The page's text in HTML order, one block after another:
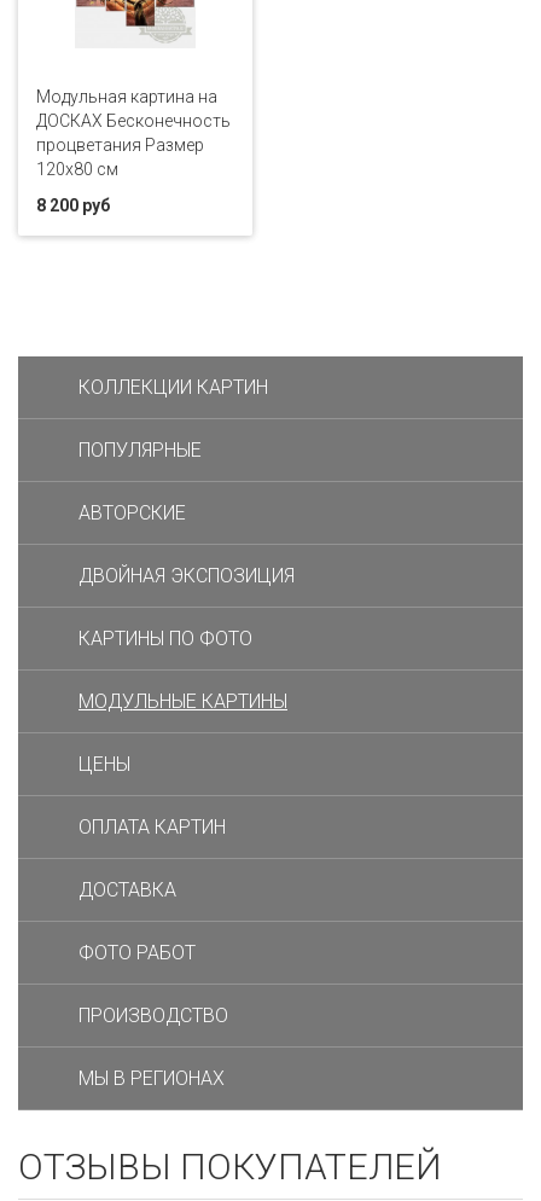
Модульная картина на
ДОСКАХ Бесконечность
процветания Размер
120х80 см
8 200 руб
КОЛЛЕКЦИИ КАРТИН
ПОПУЛЯРНЫЕ
АВТОРСКИЕ
ДВОЙНАЯ ЭКСПОЗИЦИЯ
КАРТИНЫ ПО ФОТО
МОДУЛЬНЫЕ КАРТИНЫ
ЦЕНЫ
ОПЛАТА КАРТИН
ДОСТАВКА
ФОТО РАБОТ
ПРОИЗВОДСТВО
МЫ В РЕГИОНАХ
ОТЗЫВЫ ПОКУПАТЕЛЕЙ